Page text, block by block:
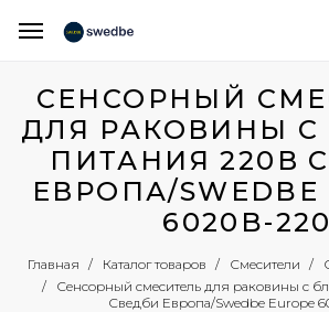
СЕНСОРНЫЙ
ДЛЯ РАКОВИНЫ С
ПИТАНИЯ 220В
ЕВРОПА/SWEDBE
6020B-220
Главная Каталог товаров Смесители
Сенсорный смеситель для раковины с
Сведби Европа/Swedbe Europe